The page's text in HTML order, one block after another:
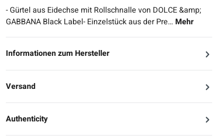
- Gürtel aus Eidechse mit Rollschnalle von DOLCE &amp;
GABBANA Black Label- Einzelstück aus der Pre… Mehr
Informationen zum Hersteller
Versand
Authenticity